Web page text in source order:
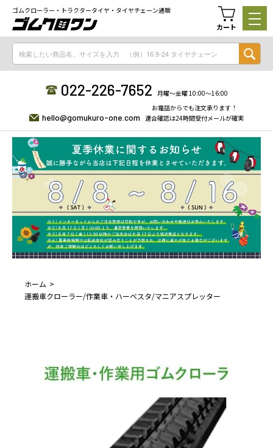
ゴムクローラー・トラクタータイヤ・タイヤチェーン通販
カート
022-226-7652 月曜〜金曜 10:00〜16:00
hello@gomukuro-one.com
お電話からでも注文承ります！
適合確認は24時間受付メールが確実
ホーム
運搬車クローラー/作業車・ハーベスタ/マニアスプレッター